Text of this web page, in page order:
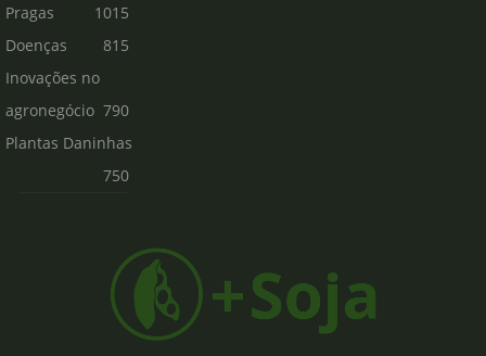
Pragas
1015
Doenças
815
Inovações no
agronegócio 790
Plantas Daninhas
750